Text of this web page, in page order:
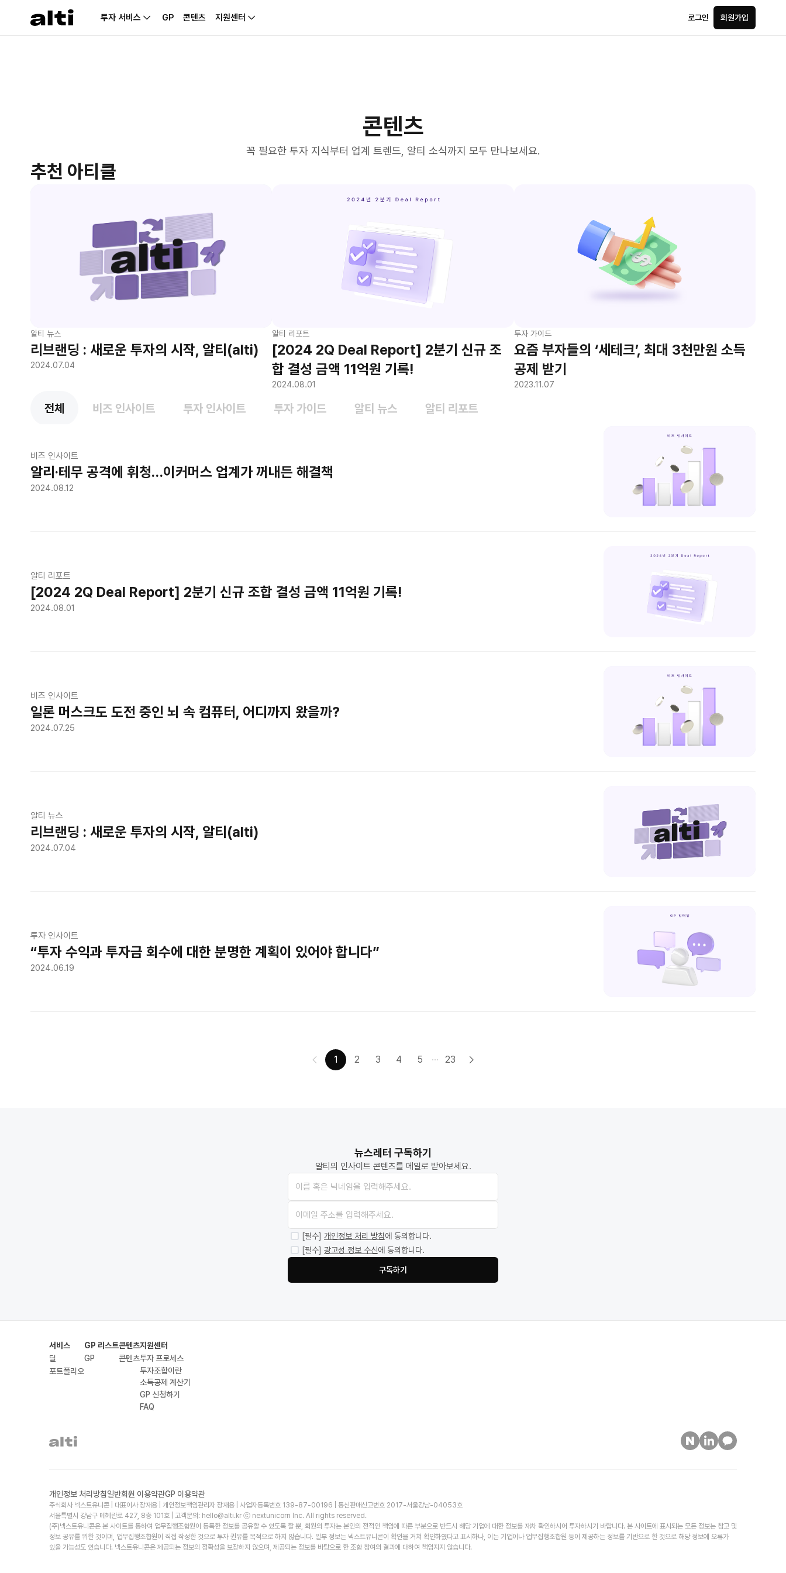
투자 서비스 GP 콘텐츠 지원센터 로그인 회원가입
콘텐츠
꼭 필요한 투자 지식부터 업계 트렌드, 알티 소식까지 모두 만나보세요.
추천 아티클
알티 뉴스
리브랜딩 : 새로운 투자의 시작, 알티(alti)
2024.07.04
알티 리포트
[2024 2Q Deal Report] 2분기 신규 조
합 결성 금액 11억원 기록!
2024.08.01
투자 가이드
요즘 부자들의 ‘세테크’, 최대 3천만원 소득
공제 받기
2023.11.07
전체 비즈 인사이트 투자 인사이트 투자 가이드 알티 뉴스 알티 리포트
비즈 인사이트
알리·테무 공격에 휘청…이커머스 업계가 꺼내든 해결책
2024.08.12
알티 리포트
[2024 2Q Deal Report] 2분기 신규 조합 결성 금액 11억원 기록!
2024.08.01
비즈 인사이트
일론 머스크도 도전 중인 뇌 속 컴퓨터, 어디까지 왔을까?
2024.07.25
알티 뉴스
리브랜딩 : 새로운 투자의 시작, 알티(alti)
2024.07.04
투자 인사이트
“투자 수익과 투자금 회수에 대한 분명한 계획이 있어야 합니다”
2024.06.19
1 2 3 4 5 23
뉴스레터 구독하기
알티의 인사이트 콘텐츠를 메일로 받아보세요.
[필수] 개인정보 처리 방침에 동의합니다.
[필수] 광고성 정보 수신에 동의합니다.
구독하기
서비스
딜
포트폴리오
GP 리스트
GP
콘텐츠
콘텐츠
지원센터
투자 프로세스
투자조합이란
소득공제 계산기
GP 신청하기
FAQ
개인정보 처리방침일반회원 이용약관GP 이용약관
주식회사 넥스트유니콘 | 대표이사 장재용 | 개인정보책임관리자 장재용 | 사업자등록번호 139-87-00196 | 통신판매신고번호 2017-서울강남-04053호
서울특별시 강남구 테헤란로 427, 8층 101호 | 고객문의: hello@alti.kr ⓒ nextunicorn Inc. All rights reserved.
(주)넥스트유니콘은 본 사이트를 통하여 업무집행조합원이 등록한 정보를 공유할 수 있도록 할 뿐, 회원의 투자는 본인의 전적인 책임에 따른 부분으로 반드시 해당 기업에 대한 정보를 재차 확인하시어 투자하시기 바랍니다. 본 사이트에 표시되는 모든 정보는 참고 및
정보 공유를 위한 것이며, 업무집행조합원이 직접 작성한 것으로 투자 권유를 목적으로 하지 않습니다. 일부 정보는 넥스트유니콘이 확인을 거쳐 확인하였다고 표시하나, 이는 기업이나 업무집행조합원 등이 제공하는 정보를 기반으로 한 것으로 해당 정보에 오류가
있을 가능성도 있습니다. 넥스트유니콘은 제공되는 정보의 정확성을 보장하지 않으며, 제공되는 정보를 바탕으로 한 조합 참여의 결과에 대하여 책임지지 않습니다.